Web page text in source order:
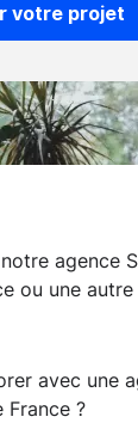
votre projet
agence
ou une autre
avec une
France ?